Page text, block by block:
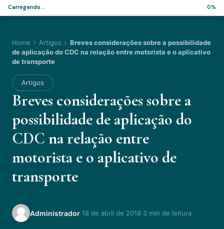
Home > Artigos > Breves considerações sobre a possibilidade
de aplicação do CDC na relação entre motorista e o aplicativo
de transporte
Artigos
Breves considerações sobre a
possibilidade de aplicação do
CDC na relação entre
motorista e o aplicativo de
transporte
Administrador·18 de abril de 2018·3 min de leitura
Carregando... 0%